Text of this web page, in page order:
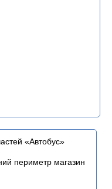
«Автобус»
периметр магазин